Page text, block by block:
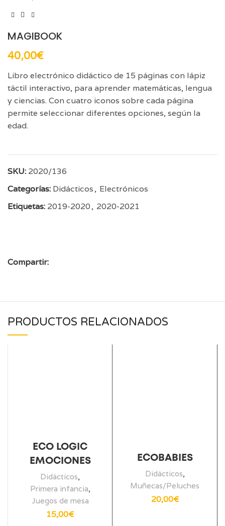
MAGIBOOK
40,00€
Libro electrónico didáctico de 15 páginas con lápiz
táctil interactivo, para aprender matemáticas, lengua
y ciencias. Con cuatro iconos sobre cada página
permite seleccionar diferentes opciones, según la
edad.
SKU: 2020/136
Categorías: Didácticos, Electrónicos
Etiquetas: 2019-2020, 2020-2021
Compartir:
PRODUCTOS RELACIONADOS
ECO LOGIC
EMOCIONES
Didácticos,
Primera infancia,
Juegos de mesa
15,00€
ECOBABIES
Didácticos,
Muñecas/Peluches
20,00€